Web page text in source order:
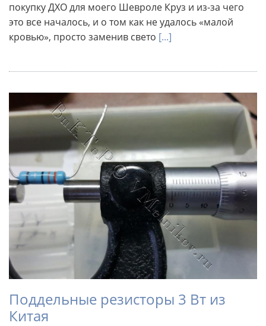
покупку ДХО для моего Шевроле Круз и из-за чего
это все началось, и о том как не удалось «малой
кровью», просто заменив свето [...]
Поддельные резисторы 3 Вт из
Китая